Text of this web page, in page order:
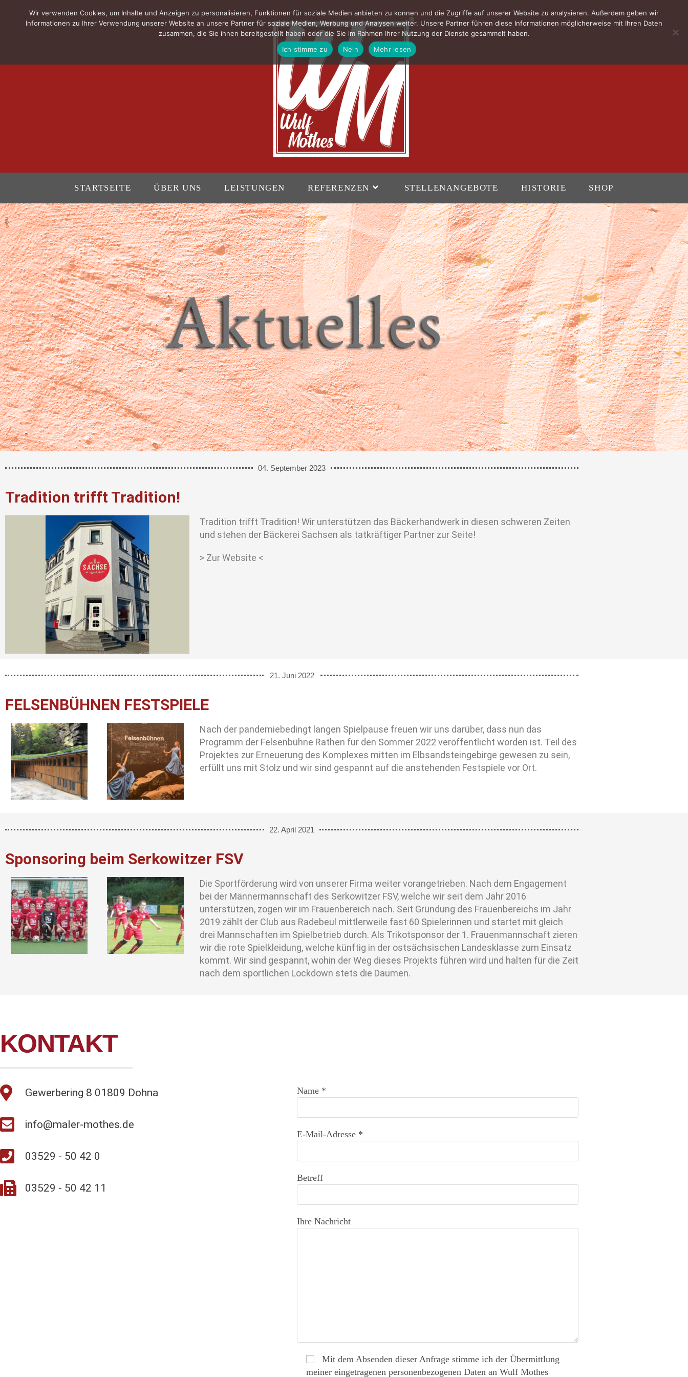
STARTSEITE ÜBER UNS LEISTUNGEN REFERENZEN STELLENANGEBOTE HISTORIE SHOP
04. September 2023
Tradition trifft Tradition!
Tradition trifft Tradition! Wir unterstützen das Bäckerhandwerk in diesen schweren Zeiten
und stehen der Bäckerei Sachsen als tatkräftiger Partner zur Seite!
> Zur Website <
21. Juni 2022
FELSENBÜHNEN FESTSPIELE
Nach der pandemiebedingt langen Spielpause freuen wir uns darüber, dass nun das
Programm der Felsenbühne Rathen für den Sommer 2022 veröffentlicht worden ist. Teil des
Projektes zur Erneuerung des Komplexes mitten im Elbsandsteingebirge gewesen zu sein,
erfüllt uns mit Stolz und wir sind gespannt auf die anstehenden Festspiele vor Ort.
22. April 2021
Sponsoring beim Serkowitzer FSV
Die Sportförderung wird von unserer Firma weiter vorangetrieben. Nach dem Engagement
bei der Männermannschaft des Serkowitzer FSV, welche wir seit dem Jahr 2016
unterstützen, zogen wir im Frauenbereich nach. Seit Gründung des Frauenbereichs im Jahr
2019 zählt der Club aus Radebeul mittlerweile fast 60 Spielerinnen und startet mit gleich
drei Mannschaften im Spielbetrieb durch. Als Trikotsponsor der 1. Frauenmannschaft zieren
wir die rote Spielkleidung, welche künftig in der ostsächsischen Landesklasse zum Einsatz
kommt. Wir sind gespannt, wohin der Weg dieses Projekts führen wird und halten für die Zeit
nach dem sportlichen Lockdown stets die Daumen.
KONTAKT
Gewerbering 8 01809 Dohna
info@maler-mothes.de
03529 - 50 42 0
03529 - 50 42 11
Name *
E-Mail-Adresse *
Betreff
Ihre Nachricht
Mit dem Absenden dieser Anfrage stimme ich der Übermittlung
meiner eingetragenen personenbezogenen Daten an Wulf Mothes
Wir verwenden Cookies, um Inhalte und Anzeigen zu personalisieren, Funktionen für soziale Medien anbieten zu konnen und die Zugriffe auf unserer Website zu analysieren. Außerdem geben wir
Informationen zu Ihrer Verwendung unserer Website an unsere Partner für soziale Medien, Werbung und Analysen weiter. Unsere Partner führen diese Informationen möglicherweise mit Ihren Daten
zusammen, die Sie ihnen bereitgestellt haben oder die Sie im Rahmen Ihrer Nutzung der Dienste gesammelt haben.
Ich stimme zu
Nein Mehr lesen